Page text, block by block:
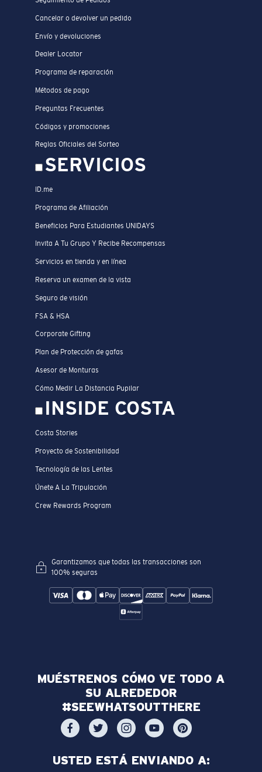
Cancelar o devolver un pedido
Envío y devoluciones
Dealer Locator
Programa de reparación
Métodos de pago
Preguntas Frecuentes
Códigos y promociones
Reglas Oficiales del Sorteo
SERVICIOS
ID.me
Programa de Afiliación
Beneficios Para Estudiantes UNIDAYS
Invita A Tu Grupo Y Recibe Recompensas
Servicios en tienda y en línea
Reserva un examen de la vista
Seguro de visión
FSA & HSA
Corporate Gifting
Plan de Protección de gafas
Asesor de Monturas
Cómo Medir La Distancia Pupilar
INSIDE COSTA
Costa Stories
Proyecto de Sostenibilidad
Tecnología de las Lentes
Únete A La Tripulación
Crew Rewards Program
Garantizamos que todas las transacciones son
100% seguras
MUÉSTRENOS CÓMO VE TODO A
SU ALREDEDOR
#SEEWHATSOUTTHERE
USTED ESTÁ ENVIANDO A: